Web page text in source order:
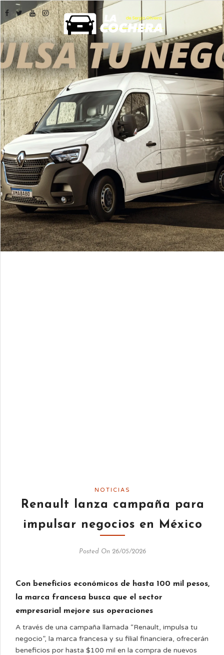
NOTICIAS
Renault lanza campaña para
impulsar negocios en México
Posted On 26/05/2026
Con beneficios económicos de hasta 100 mil pesos,
la marca francesa busca que el sector
empresarial mejore sus operaciones
A través de una campaña llamada “Renault, impulsa tu
negocio”, la marca francesa y su filial financiera, ofrecerán
beneficios por hasta $100 mil en la compra de nuevos